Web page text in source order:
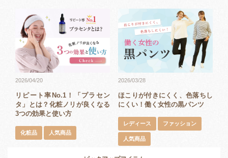
リピート率No.1！「プラセン
タ」とは？化粧ノリが良くなる
3つの効果と使い方
2026/04/20
化粧品 人気商品
ほこりが付きにくく、色落ちし
にくい！働く女性の黒パンツ
2026/03/28
レディース ファッション
人気商品